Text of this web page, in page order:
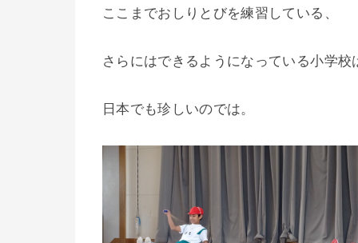
ここまでおしりとびを練習している、
さらにはできるようになっている小学校
日本でも珍しいのでは。